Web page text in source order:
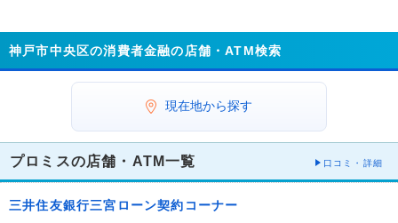
神戸市中央区の消費者金融の店舗・ATM検索
現在地から探す
プロミスの店舗・ATM一覧 口コミ・詳細
三井住友銀行三宮ローン契約コーナー